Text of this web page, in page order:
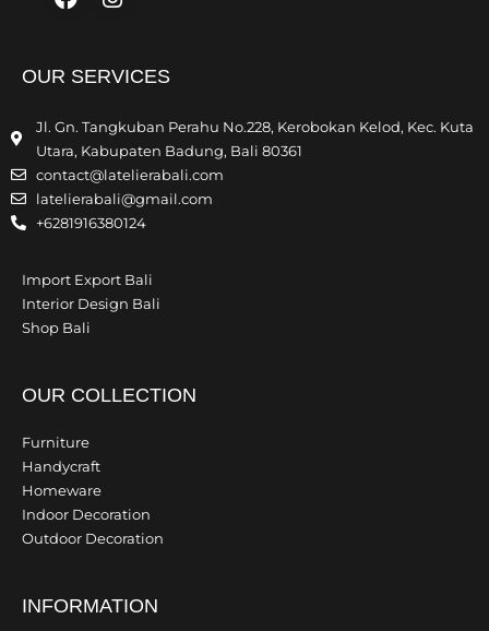
OUR SERVICES
Jl. Gn. Tangkuban Perahu No.228, Kerobokan Kelod, Kec. Kuta
Utara, Kabupaten Badung, Bali 80361
contact@latelierabali.com
latelierabali@gmail.com
+6281916380124
Import Export Bali
Interior Design Bali
Shop Bali
OUR COLLECTION
Furniture
Handycraft
Homeware
Indoor Decoration
Outdoor Decoration
INFORMATION